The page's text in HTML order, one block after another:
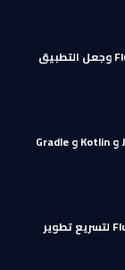
شرح الـ Event Loop في Flutter وجعل التطبيق
حل مشكلة التوافق بين Java و Kotlin و Gradle
أفضل الـ Packages في Flutter لتسريع تطوير